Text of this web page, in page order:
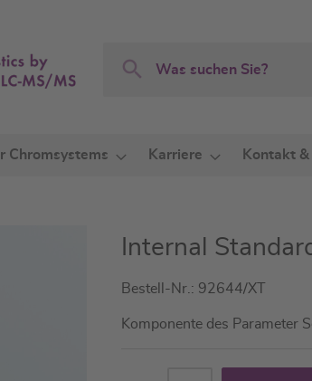
Search
Chromsystems Karriere Kontakt
Internal
Bestell-Nr.: 92644/XT
Komponente des Parameter